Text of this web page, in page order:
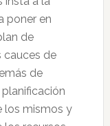
poner en
de
cauces de
de
los mismos y